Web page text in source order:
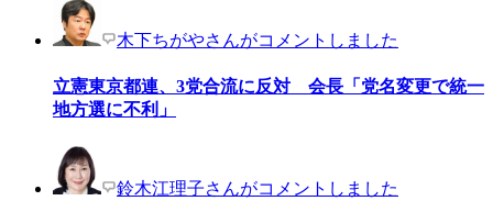
木下ちがやさんがコメントしました
立憲東京都連、3党合流に反対 会長「党名変更で統一
地方選に不利」
鈴木江理子さんがコメントしました